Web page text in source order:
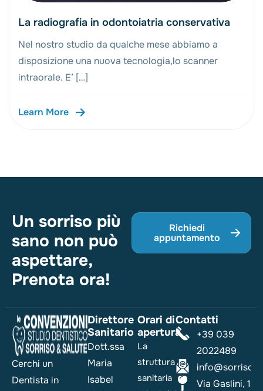
La radiografia in odontoiatria conservativa
Nel nostro studio da qualche mese abbiamo a
disposizione una nuova tecnologia,lo scanner
intraorale. E’ […]
Learn More
Un sorriso più
sano non può
aspettare,
Prenota ora!
Richiedi
appuntamento
Cerchi un
Dentista in
Direttore
Sanitario
Dott.ssa
Maria
Isabel
Orari di
apertura
La
struttura
sanitaria
Contatti
+39 039
2022489
Via Gaslini, 1